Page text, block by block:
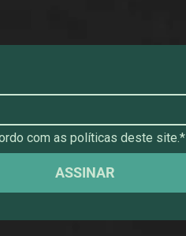
com as políticas deste site.*
ASSINAR